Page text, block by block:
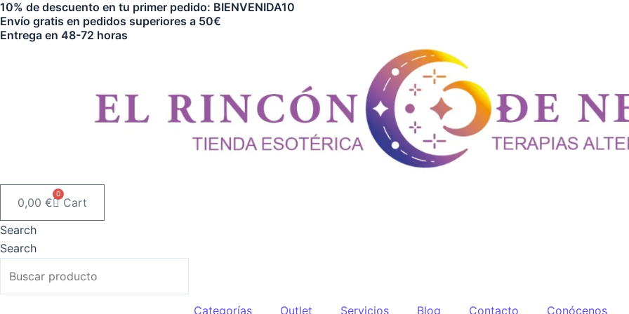
Ir
al
contenido
10% de descuento en tu primer pedido: BIENVENIDA10
Envío gratis en pedidos superiores a 50€
Entrega en 48-72 horas
0,00 €
0
Cart
Search
Search
Categorías Outlet Servicios Blog Contacto Conócenos